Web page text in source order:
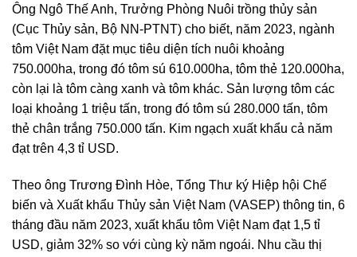
Ông Ngô Thế Anh, Trưởng Phòng Nuôi trồng thủy sản
(Cục Thủy sản, Bộ NN-PTNT) cho biết, năm 2023, ngành
tôm Việt Nam đặt mục tiêu diện tích nuôi khoảng
750.000ha, trong đó tôm sú 610.000ha, tôm thẻ 120.000ha,
còn lại là tôm càng xanh và tôm khác. Sản lượng tôm các
loại khoảng 1 triệu tấn, trong đó tôm sú 280.000 tấn, tôm
thẻ chân trắng 750.000 tấn. Kim ngạch xuất khẩu cả năm
đạt trên 4,3 tỉ USD.
Theo ông Trương Đình Hòe, Tổng Thư ký Hiệp hội Chế
biến và Xuất khẩu Thủy sản Việt Nam (VASEP) thông tin, 6
tháng đầu năm 2023, xuất khẩu tôm Việt Nam đạt 1,5 tỉ
USD, giảm 32% so với cùng kỳ năm ngoái. Nhu cầu thị